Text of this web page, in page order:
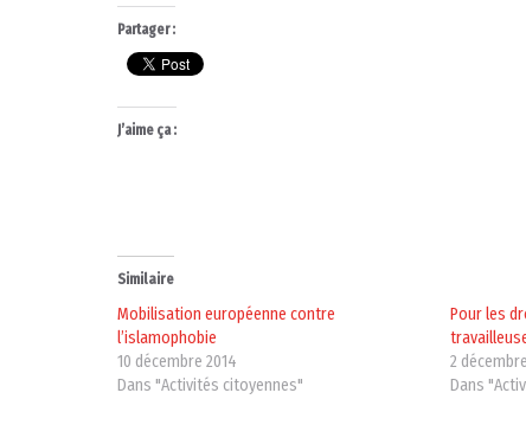
Partager :
J’aime ça :
Similaire
Mobilisation européenne contre
l’islamophobie
10 décembre 2014
Dans "Activités citoyennes"
Pour les
2
Dans